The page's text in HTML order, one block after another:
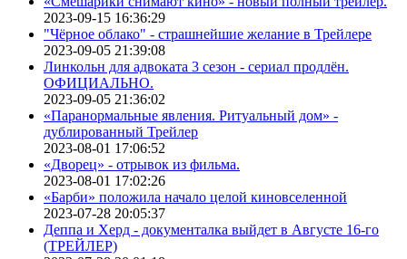
2023-09-15 16:36:29
"Чёрное облако" - страшнейшие желание в Трейлере
2023-09-05 21:39:08
Линкольн для адвоката 3 сезон - сериал продлён.
ОФИЦИАЛЬНО.
2023-09-05 21:36:02
«Паранормальные явления. Ритуальный дом» -
дублированный Трейлер
2023-08-01 17:06:52
«Дворец» - отрывок из фильма.
2023-08-01 17:02:26
«Барби» положила начало целой киновселенной
2023-07-28 20:05:37
Деппа и Херд - документалка выйдет в Августе 16-го
(ТРЕЙЛЕР)